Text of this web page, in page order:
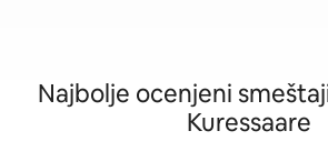
Najbolje ocenjeni
Kuressaare